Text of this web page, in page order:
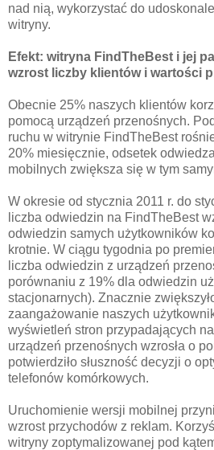
nad nią, wykorzystać do
witryny.
Efekt: witryna FindTheBest i jej
wzrost liczby klientów i wartości
Obecnie 25% naszych klientów
pomocą urządzeń przenośnych.
ruchu w witrynie FindTheBest
20% miesięcznie, odsetek
mobilnych zwiększa się w tym
W okresie od stycznia 2011 r. do
liczba odwiedzin na FindTheBest
odwiedzin samych użytkowników
krotnie. W ciągu tygodnia po
liczba odwiedzin z urządzeń
porównaniu z 19% dla odwiedzin
stacjonarnych). Znacznie
zaangażowanie naszych
wyświetleń stron przypadających
urządzeń przenośnych wzrosła o
potwierdziło słuszność decyzji o
telefonów komórkowych.
Uruchomienie wersji mobilnej
wzrost przychodów z reklam.
witryny zoptymalizowanej pod